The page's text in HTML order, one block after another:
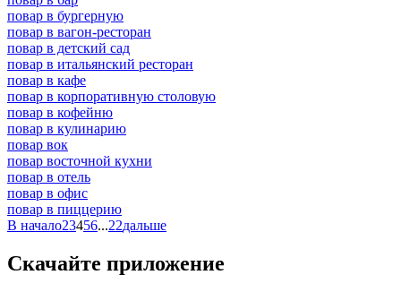
повар в бургерную
повар в вагон-ресторан
повар в детский сад
повар в итальянский ресторан
повар в кафе
повар в корпоративную столовую
повар в кофейню
повар в кулинарию
повар вок
повар восточной кухни
повар в отель
повар в офис
повар в пиццерию
В начало23456...22дальше
Скачайте приложение